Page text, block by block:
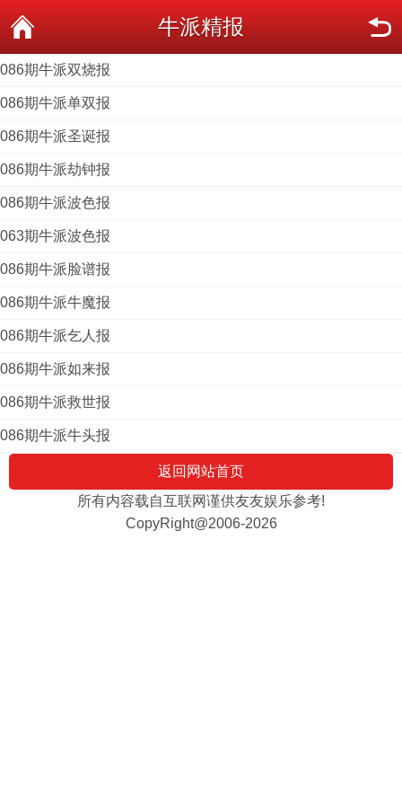
牛派精报
086期牛派双烧报
086期牛派单双报
086期牛派圣诞报
086期牛派劫钟报
086期牛派波色报
063期牛派波色报
086期牛派脸谱报
086期牛派牛魔报
086期牛派乞人报
086期牛派如来报
086期牛派救世报
086期牛派牛头报
返回网站首页
所有内容载自互联网谨供友友娱乐参考!
CopyRight@2006-2026